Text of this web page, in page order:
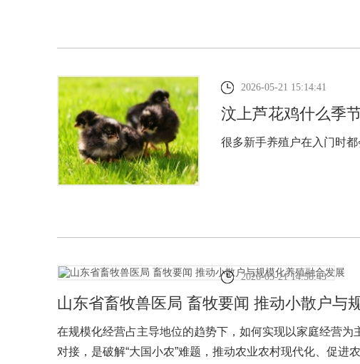
2026-05-21 15:14:41
汶上芦花鸡什么季
很多新手养殖户在入门时
2026-05-21 14:58:43
山东省畜牧兽医局 畜牧要闻 推动小散户与
在规模化经营占主导地位的趋势下，如何实现以家庭经营为
对接，是破解“大国小农”难题，推动农业农村现代化、促进